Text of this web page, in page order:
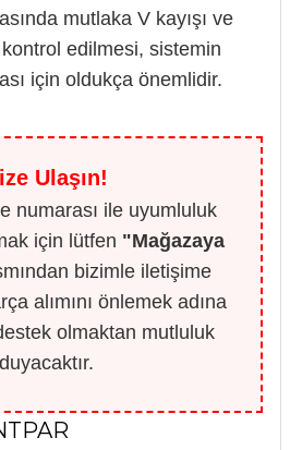
mutlaka V kayışı ve
edilmesi, sistemin
için oldukça önemlidir.
Ulaşın!
numarası ile uyumluluk
için lütfen "Mağazaya
bizimle iletişime
alımını önlemek adına
olmaktan mutluluk
duyacaktır.